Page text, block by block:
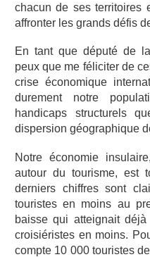
chacun de ses territoires
affronter les grands défis
En tant que député de
peux que me féliciter de
crise économique
durement notre
handicaps structurels
dispersion géographique
Notre économie
autour du tourisme, est
derniers chiffres sont
touristes en moins au
baisse qui atteignait
croisiéristes en moins.
compte 10 000 touristes